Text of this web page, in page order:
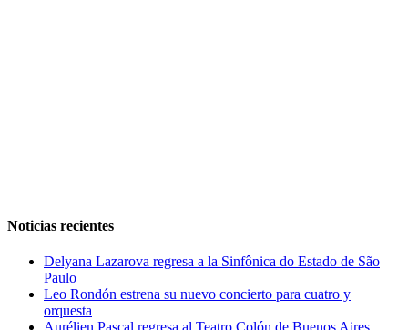
Noticias recientes
Delyana Lazarova regresa a la Sinfônica do Estado de São
Paulo
Leo Rondón estrena su nuevo concierto para cuatro y
orquesta